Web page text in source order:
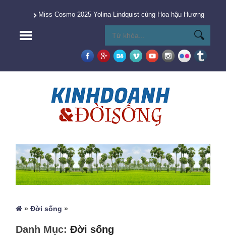
Miss Cosmo 2025 Yolina Lindquist cùng Hoa hậu Hương
»Đời sống »
Danh Mục:Đời sống